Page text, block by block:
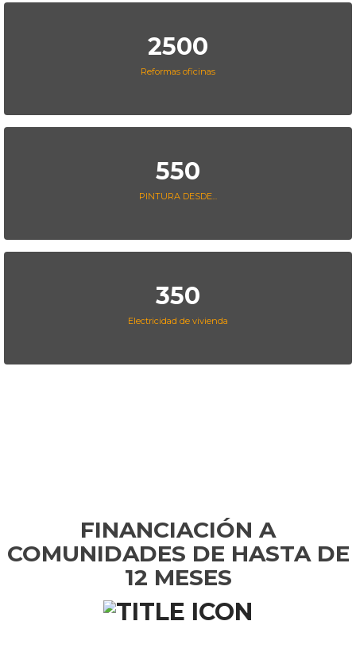
2500
Reformas oficinas
550
PINTURA DESDE...
350
Electricidad de vivienda
FINANCIACIÓN A
COMUNIDADES DE HASTA DE
12 MESES